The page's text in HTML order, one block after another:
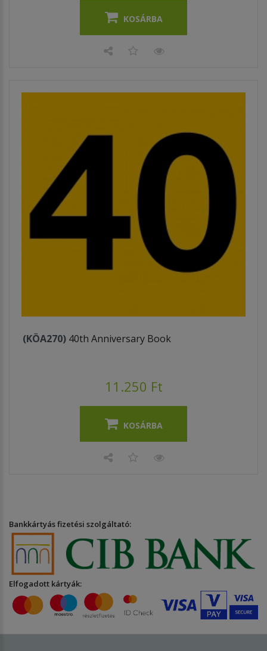
KOSÁRBA
(KÖA270) 40th Anniversary Book
11.250 Ft
KOSÁRBA
Bankkártyás fizetési szolgáltató:
Elfogadott kártyák: